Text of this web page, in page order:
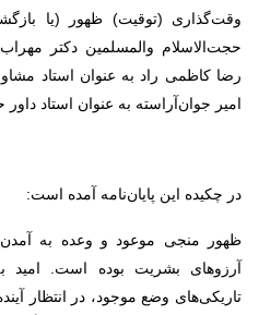
وقت‌گذاری (توقیت) ظهور (یا
حجت‌الاسلام والمسلمین دکتر مهراب
رضا کاظمی راد به عنوان استاد
امیر جوان‌آراسته به عنوان استاد داور
در چکیده این پایان‌نامه آمده است:
ظهور منجی موعود و وعده به آمدن
آرزوهای بشریت بوده است.
تاریکی‌های وضع موجود، در انتظار